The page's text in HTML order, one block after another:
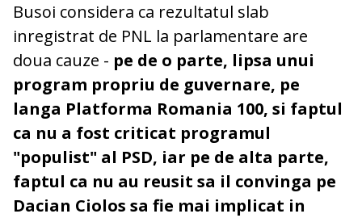
Busoi considera ca rezultatul slab
inregistrat de PNL la parlamentare are
doua cauze - pe de o parte, lipsa unui
program propriu de guvernare, pe
langa Platforma Romania 100, si faptul
ca nu a fost criticat programul
"populist" al PSD, iar pe de alta parte,
faptul ca nu au reusit sa il convinga pe
Dacian Ciolos sa fie mai implicat in